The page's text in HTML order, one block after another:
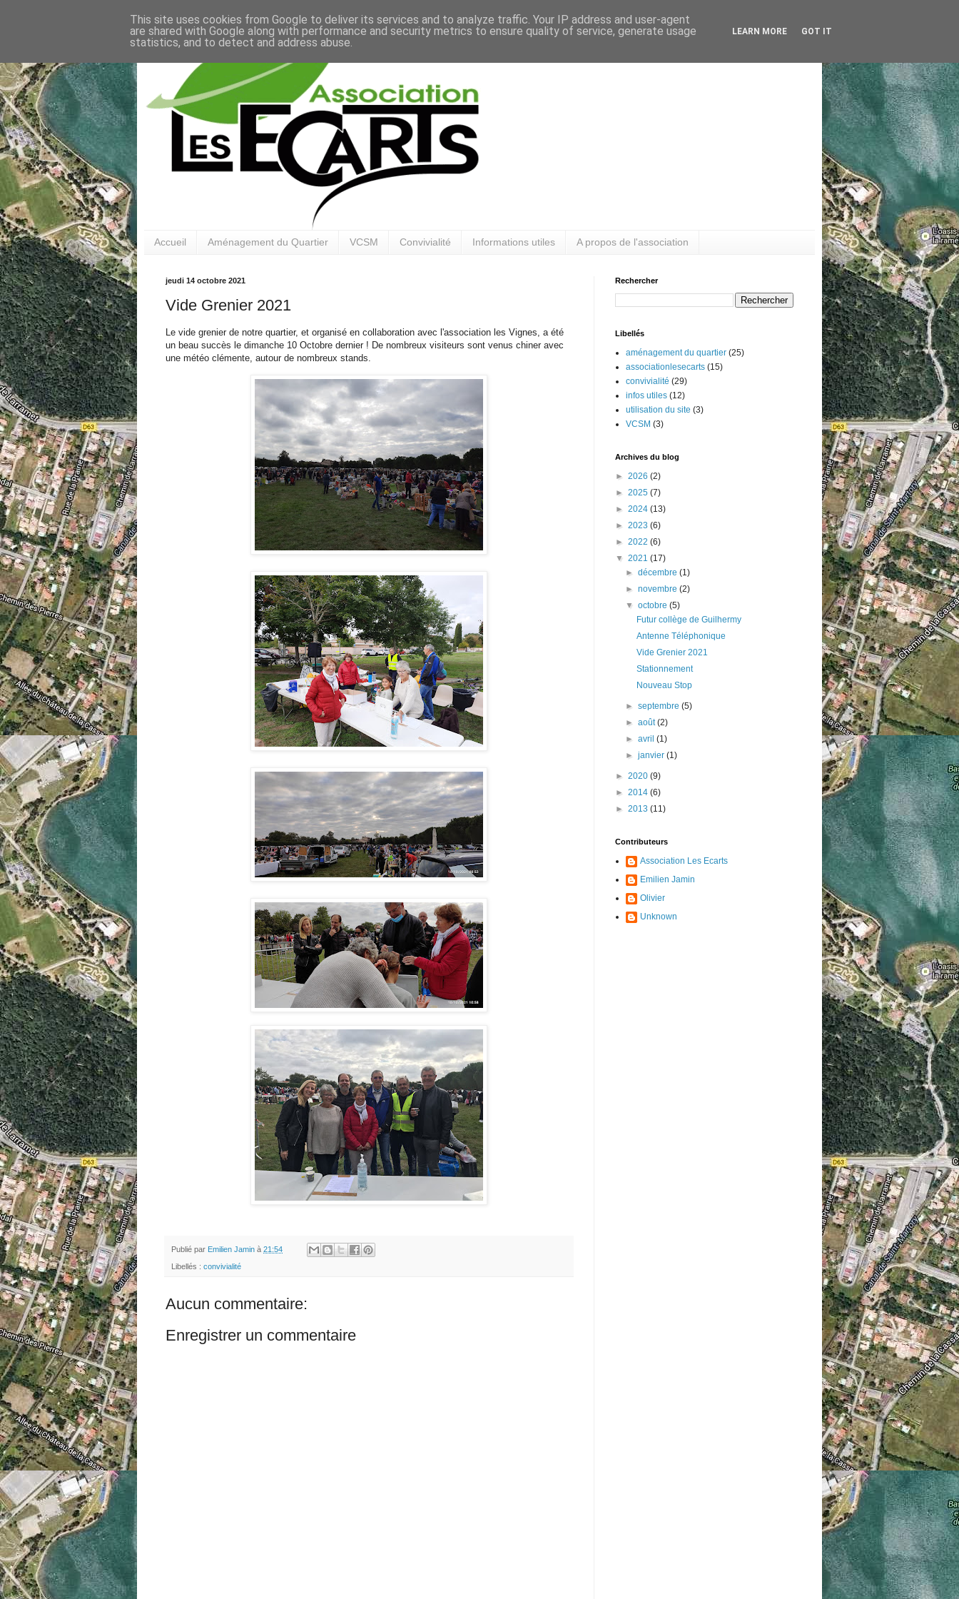
Accueil Aménagement du Quartier VCSM Convivialité Informations utiles A propos de l'association
jeudi 14 octobre 2021
Vide Grenier 2021
Le vide grenier de notre quartier, et organisé en collaboration avec l'association les Vignes, a été
un beau succès le dimanche 10 Octobre dernier ! De nombreux visiteurs sont venus chiner avec
une météo clémente, autour de nombreux stands.
Publié par Emilien Jamin à 21:54
Libellés : convivialité
Aucun commentaire:
Enregistrer un commentaire
Rechercher
Libellés
aménagement du quartier (25)
associationlesecarts (15)
convivialité (29)
infos utiles (12)
utilisation du site (3)
VCSM (3)
Archives du blog
► 2026 (2)
► 2025 (7)
► 2024 (13)
► 2023 (6)
► 2022 (6)
▼ 2021 (17)
►décembre(1)
►novembre(2)
▼octobre(5)
Futur collège de Guilhermy
Antenne Téléphonique
Vide Grenier 2021
Stationnement
Nouveau Stop
►septembre(5)
►août(2)
►avril(1)
►janvier(1)
► 2020 (9)
► 2014 (6)
► 2013 (11)
Contributeurs
Association Les Ecarts
Emilien Jamin
Olivier
Unknown
This site uses cookies from Google to deliver its services and to analyze traffic. Your IP address and user-agent
are shared with Google along with performance and security metrics to ensure quality of service, generate usage
statistics, and to detect and address abuse.
LEARN MORE GOT IT